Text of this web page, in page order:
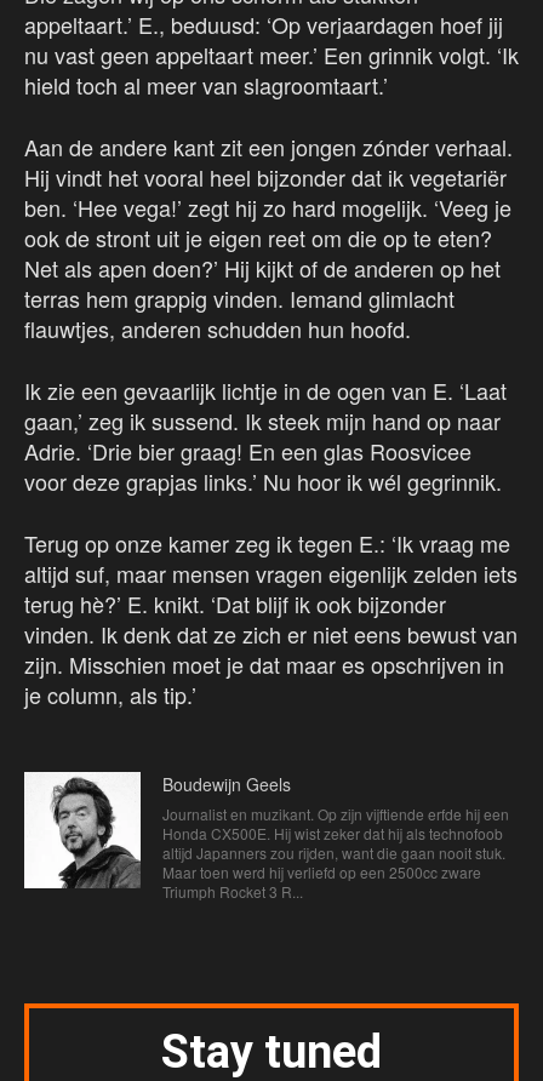
appeltaart.’ E., beduusd: ‘Op verjaardagen hoef jij
nu vast geen appeltaart meer.’ Een grinnik volgt. ‘Ik
hield toch al meer van slagroomtaart.’
Aan de andere kant zit een jongen zónder verhaal.
Hij vindt het vooral heel bijzonder dat ik vegetariër
ben. ‘Hee vega!’ zegt hij zo hard mogelijk. ‘Veeg je
ook de stront uit je eigen reet om die op te eten?
Net als apen doen?’ Hij kijkt of de anderen op het
terras hem grappig vinden. Iemand glimlacht
flauwtjes, anderen schudden hun hoofd.
Ik zie een gevaarlijk lichtje in de ogen van E. ‘Laat
gaan,’ zeg ik sussend. Ik steek mijn hand op naar
Adrie. ‘Drie bier graag! En een glas Roosvicee
voor deze grapjas links.’ Nu hoor ik wél gegrinnik.
Terug op onze kamer zeg ik tegen E.: ‘Ik vraag me
altijd suf, maar mensen vragen eigenlijk zelden iets
terug hè?’ E. knikt. ‘Dat blijf ik ook bijzonder
vinden. Ik denk dat ze zich er niet eens bewust van
zijn. Misschien moet je dat maar es opschrijven in
je column, als tip.’
Boudewijn Geels
Journalist en muzikant. Op zijn vijftiende erfde hij een
Honda CX500E. Hij wist zeker dat hij als technofoob
altijd Japanners zou rijden, want die gaan nooit stuk.
Maar toen werd hij verliefd op een 2500cc zware
Triumph Rocket 3 R...
Stay tuned